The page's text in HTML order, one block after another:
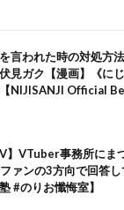
言われた時の対処方
見ガク【漫画】《に
NIJISANJI Official
V】VTuber事務所にま
ァンの3方向で回答
#のりお懺悔室】